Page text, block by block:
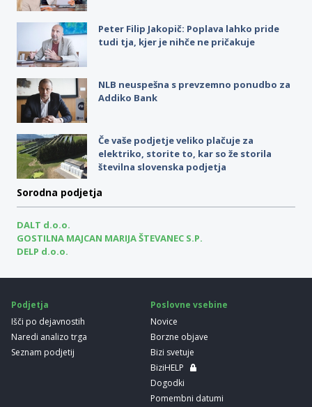
Peter Filip Jakopič: Poplava lahko pride
tudi tja, kjer je nihče ne pričakuje
NLB neuspešna s prevzemno ponudbo za
Addiko Bank
Če vaše podjetje veliko plačuje za
elektriko, storite to, kar so že storila
številna slovenska podjetja
Sorodna podjetja
DALT d.o.o.
GOSTILNA MAJCAN MARIJA ŠTEVANEC S.P.
DELP d.o.o.
Podjetja
Išči po dejavnostih
Naredi analizo trga
Seznam podjetij
Poslovne vsebine
Novice
Borzne objave
Bizi svetuje
BiziHELP
Dogodki
Pomembni datumi